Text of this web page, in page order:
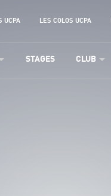
UCPA LES COLOS UCPA
STAGES CLUB